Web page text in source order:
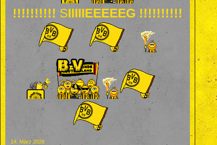
!!!!!!!!!! SIIIIIEEEEEG !!!!!!!!!!
14. März 2026